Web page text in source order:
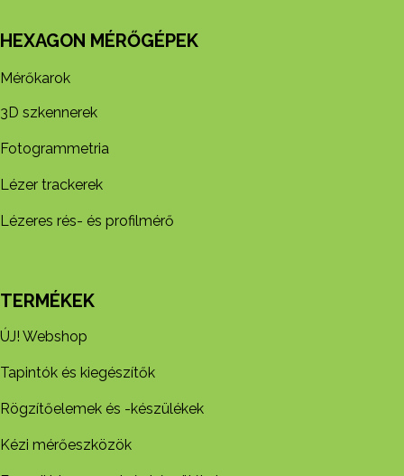
HEXAGON MÉRŐGÉPEK
Mérőkarok
3D szkennerek
Fotogrammetria
Lézer trackerek
Lézeres rés- és profilmérő
TERMÉKEK
ÚJ! Webshop
Tapintók és kiegészítők
Rögzítőelemek és -készül​ékek
Kézi mérőeszközök